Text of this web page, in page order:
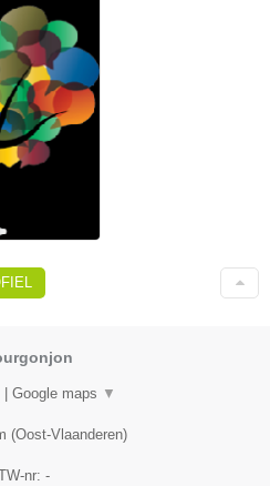
Google maps ▼
(Oost-Vlaanderen)
nr: -